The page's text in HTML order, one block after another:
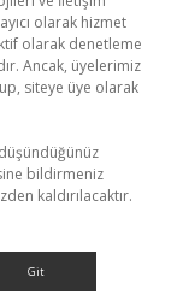
olarak hizmet
olarak denetleme
Ancak, üyelerimiz
siteye üye olarak
bildirmeniz
kaldırılacaktır.